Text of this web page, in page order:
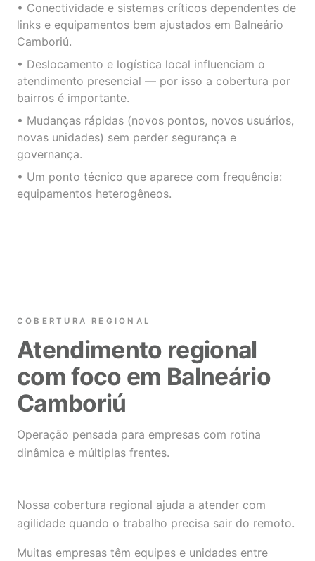
• Conectividade e sistemas críticos dependentes de
links e equipamentos bem ajustados em Balneário
Camboriú.
• Deslocamento e logística local influenciam o
atendimento presencial — por isso a cobertura por
bairros é importante.
• Mudanças rápidas (novos pontos, novos usuários,
novas unidades) sem perder segurança e
governança.
• Um ponto técnico que aparece com frequência:
equipamentos heterogêneos.
COBERTURA REGIONAL
Atendimento regional
com foco em Balneário
Camboriú
Operação pensada para empresas com rotina
dinâmica e múltiplas frentes.
Nossa cobertura regional ajuda a atender com
agilidade quando o trabalho precisa sair do remoto.
Muitas empresas têm equipes e unidades entre